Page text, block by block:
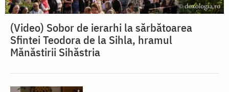
(Video) Sobor de ierarhi la sărbătoarea
Sfintei Teodora de la Sihla, hramul
Mănăstirii Sihăstria